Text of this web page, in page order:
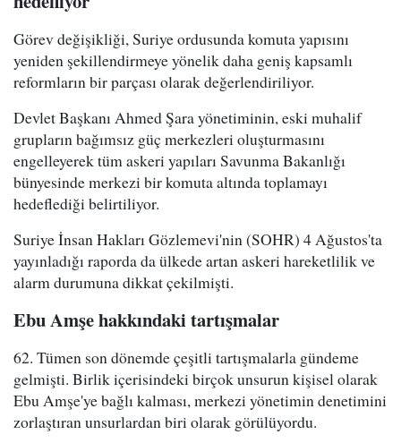
Görev değişikliği, Suriye ordusunda komuta yapısını
yeniden şekillendirmeye yönelik daha geniş kapsamlı
reformların bir parçası olarak değerlendiriliyor.
Devlet Başkanı Ahmed Şara yönetiminin, eski muhalif
grupların bağımsız güç merkezleri oluşturmasını
engelleyerek tüm askeri yapıları Savunma Bakanlığı
bünyesinde merkezi bir komuta altında toplamayı
hedeflediği belirtiliyor.
Suriye İnsan Hakları Gözlemevi'nin (SOHR) 4 Ağustos'ta
yayınladığı raporda da ülkede artan askeri hareketlilik ve
alarm durumuna dikkat çekilmişti.
Ebu Amşe hakkındaki tartışmalar
62. Tümen son dönemde çeşitli tartışmalarla gündeme
gelmişti. Birlik içerisindeki birçok unsurun kişisel olarak
Ebu Amşe'ye bağlı kalması, merkezi yönetimin denetimini
zorlaştıran unsurlardan biri olarak görülüyordu.